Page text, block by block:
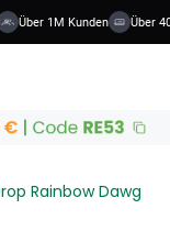
Über 1M Kunden Über 40
Rainbow Dawg